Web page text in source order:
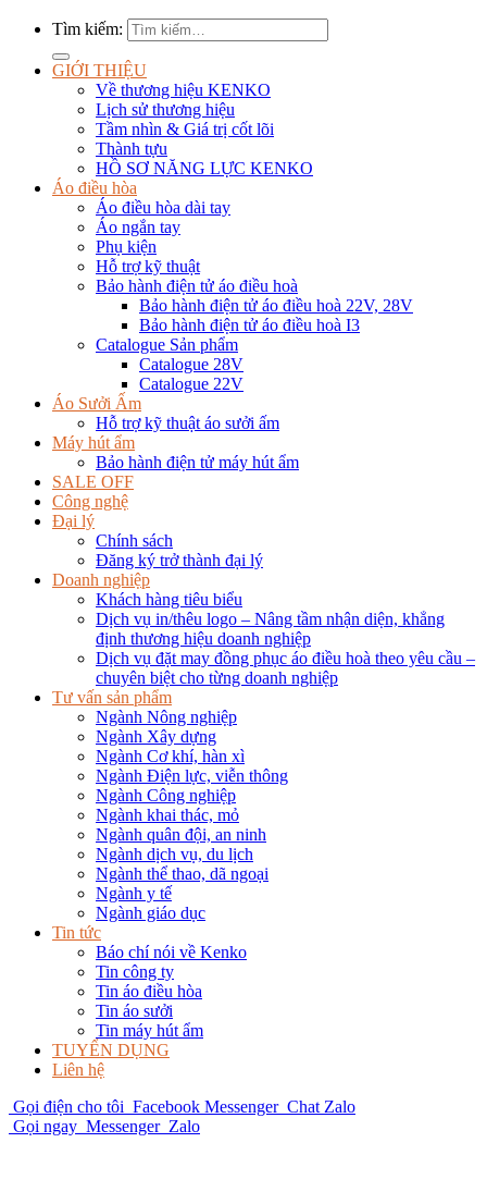
Tìm kiếm:
GIỚI THIỆU
Về thương hiệu KENKO
Lịch sử thương hiệu
Tầm nhìn & Giá trị cốt lõi
Thành tựu
HỒ SƠ NĂNG LỰC KENKO
Áo điều hòa
Áo điều hòa dài tay
Áo ngắn tay
Phụ kiện
Hỗ trợ kỹ thuật
Bảo hành điện tử áo điều hoà
Bảo hành điện tử áo điều hoà 22V, 28V
Bảo hành điện tử áo điều hoà I3
Catalogue Sản phẩm
Catalogue 28V
Catalogue 22V
Áo Sưởi Ấm
Hỗ trợ kỹ thuật áo sưởi ấm
Máy hút ẩm
Bảo hành điện tử máy hút ẩm
SALE OFF
Công nghệ
Đại lý
Chính sách
Đăng ký trở thành đại lý
Doanh nghiệp
Khách hàng tiêu biểu
Dịch vụ in/thêu logo – Nâng tầm nhận diện, khẳng
định thương hiệu doanh nghiệp
Dịch vụ đặt may đồng phục áo điều hoà theo yêu cầu –
chuyên biệt cho từng doanh nghiệp
Tư vấn sản phẩm
Ngành Nông nghiệp
Ngành Xây dựng
Ngành Cơ khí, hàn xì
Ngành Điện lực, viễn thông
Ngành Công nghiệp
Ngành khai thác, mỏ
Ngành quân đội, an ninh
Ngành dịch vụ, du lịch
Ngành thể thao, dã ngoại
Ngành y tế
Ngành giáo dục
Tin tức
Báo chí nói về Kenko
Tin công ty
Tin áo điều hòa
Tin áo sưởi
Tin máy hút ẩm
TUYỂN DỤNG
Liên hệ
Gọi điện cho tôi Facebook Messenger Chat Zalo
Gọi ngay Messenger Zalo